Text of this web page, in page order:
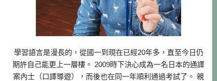
學習語言是漫長的，從國一到現在已經20年多，直至今日仍
期許自己能更上一層樓。 2009時下決心成為一名日本的通譯
案內士（口譯導遊），而後也在同一年順利通過考試了。 親